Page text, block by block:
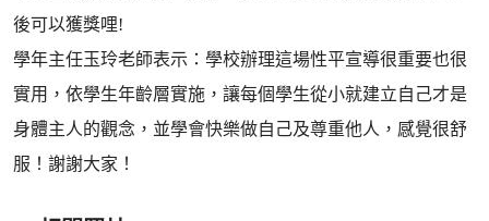
後可以獲獎哩!
學年主任玉玲老師表示：學校辦理這場性平宣導很重要也很
實用，依學生年齡層實施，讓每個學生從小就建立自己才是
身體主人的觀念，並學會快樂做自己及尊重他人，感覺很舒
服！謝謝大家！